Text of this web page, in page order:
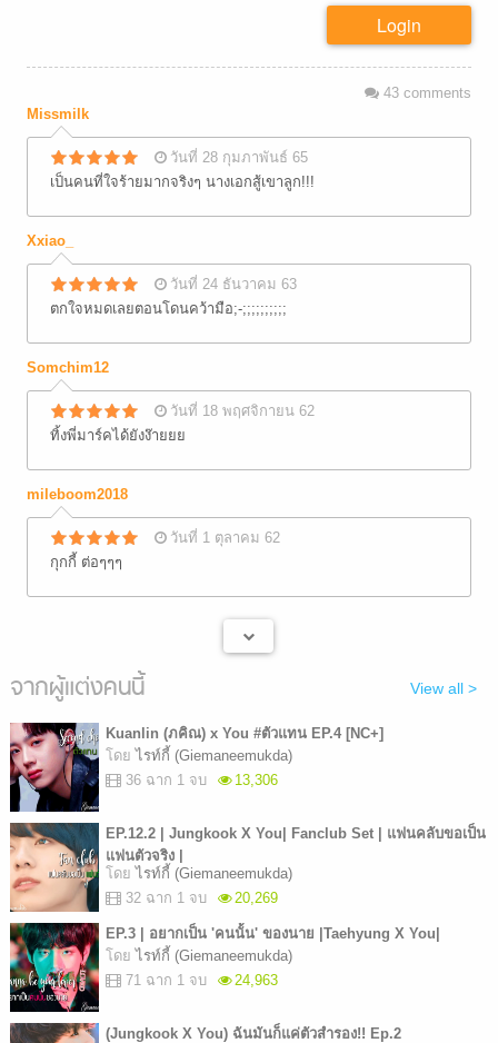
Login
43comments
Missmilk
วันที่ 28 กุมภาพันธ์ 65
เป็นคนที่ใจร้ายมากจริงๆ นางเอกสู้เขาลูก!!!
Xxiao_
วันที่ 24 ธันวาคม 63
ตกใจหมดเลยตอนโดนคว้ามือ;-;;;;;;;;;;
Somchim12
วันที่ 18 พฤศจิกายน 62
ทิ้งพี่มาร์คได้ยังง๊ายยย
mileboom2018
วันที่ 1 ตุลาคม 62
กุกกี้ ต่อๆๆๆ
จากผู้แต่งคนนี้ View all >
Kuanlin (ภคิณ) x You #ตัวแทน EP.4 [NC+]
โดย ไรท์กี้ (Giemaneemukda)
36 ฉาก 1 จบ
13,306
EP.12.2 | Jungkook X You| Fanclub Set | แฟนคลับขอเป็น
แฟนตัวจริง |
โดย ไรท์กี้ (Giemaneemukda)
32 ฉาก 1 จบ
20,269
EP.3 | อยากเป็น 'คนนั้น' ของนาย |Taehyung X You|
โดย ไรท์กี้ (Giemaneemukda)
71 ฉาก 1 จบ
24,963
(Jungkook X You) ฉันมันก็แค่ตัวสำรอง!! Ep.2